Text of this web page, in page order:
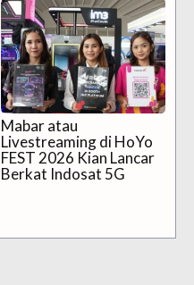
Mabar atau
Livestreaming di HoYo
FEST 2026 Kian Lancar
Berkat Indosat 5G